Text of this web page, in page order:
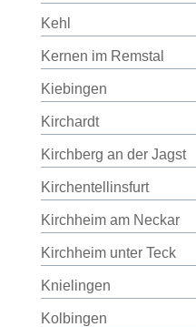
Kehl
Kernen im Remstal
Kiebingen
Kirchardt
Kirchberg an der Jagst
Kirchentellinsfurt
Kirchheim am Neckar
Kirchheim unter Teck
Knielingen
Kolbingen